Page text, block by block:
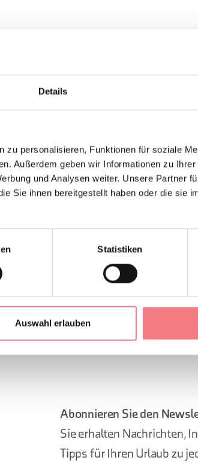
Details
zu personalisieren, Funktionen für soziale
Außerdem geben wir Informationen zu
und Analysen weiter. Unsere Partner
Sie ihnen bereitgestellt haben oder die sie
Statistiken
Auswahl erlauben
schaffen einen innovativen
Stimme des Heiligen Vaters in seinen
und Dezember Freitag, Samstag und Sonntag
von 15:00 bis 19:00 Uhr geöffnet.
die Webseite zu konsultieren oder
(vormittags) und 8. Dezember.
DATEI HERUNTERLADEN
Abonnieren Sie den
Sie erhalten Nachrichten,
Tipps für Ihren Urlaub zu